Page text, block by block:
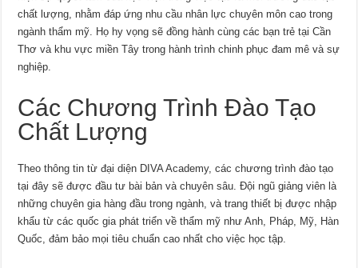
chất lượng, nhằm đáp ứng nhu cầu nhân lực chuyên môn cao trong
ngành thẩm mỹ. Họ hy vọng sẽ đồng hành cùng các bạn trẻ tại Cần
Thơ và khu vực miền Tây trong hành trình chinh phục đam mê và sự
nghiệp.
Các Chương Trình Đào Tạo
Chất Lượng
Theo thông tin từ đại diện DIVA Academy, các chương trình đào tạo
tại đây sẽ được đầu tư bài bản và chuyên sâu. Đội ngũ giảng viên là
những chuyên gia hàng đầu trong ngành, và trang thiết bị được nhập
khẩu từ các quốc gia phát triển về thẩm mỹ như Anh, Pháp, Mỹ, Hàn
Quốc, đảm bảo mọi tiêu chuẩn cao nhất cho việc học tập.